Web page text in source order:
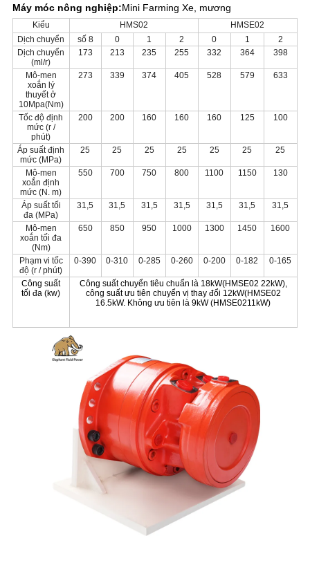
Máy móc nông nghiệp:Mini Farming Xe, mương
Kiểu HMS02
HMSE02
Dịch chuyển
số 8 0 1 2 0 1
2
Dịch chuyển
(ml/r)
173 213 235 255 332 364 398
Mô-men
xoắn lý
thuyết ở
10Mpa(Nm)
273 339 374 405 528 579 633
Tốc độ định
mức (r /
phút)
200 200 160 160 160 125 100
Áp suất định
mức (MPa)
25 25 25 25 25 25 25
Mô-men
xoắn định
mức (N. m)
550 700 750 800 1100 1150 130
Áp suất tối
đa (MPa)
31,5 31,5 31,5 31,5 31,5 31,5 31,5
Mô-men
xoắn tối đa
(Nm)
650 850 950 1000 1300 1450 1600
Phạm vi tốc
độ (r / phút)
0-390 0-310 0-285 0-260 0-200 0-182 0-165
Công suất
tối đa (kw)
Công suất chuyển tiêu chuẩn là 18kW(HMSE02 22kW),
công suất ưu tiên chuyển vị thay đổi 12kW(HMSE02
16.5kW. Không ưu tiên là 9kW (HMSE0211kW)